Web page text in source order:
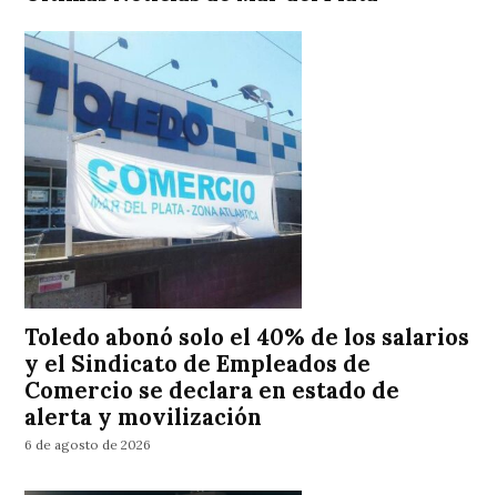
Toledo abonó solo el 40% de los salarios
y el Sindicato de Empleados de
Comercio se declara en estado de
alerta y movilización
6 de agosto de 2026